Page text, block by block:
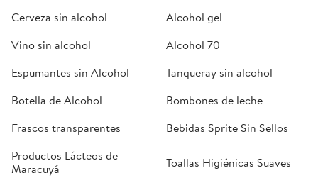
Cerveza sin alcohol
Alcohol gel
Vino sin alcohol
Alcohol 70
Espumantes sin Alcohol
Tanqueray sin alcohol
Botella de Alcohol
Bombones de leche
Frascos transparentes
Bebidas Sprite Sin Sellos
Productos Lácteos de
Maracuyá
Toallas Higiénicas Suaves